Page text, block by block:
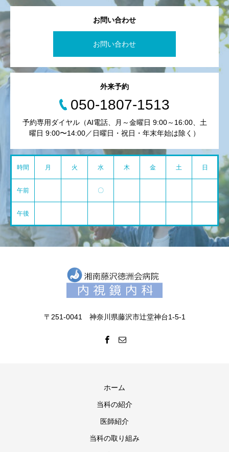
お問い合わせ
お問い合わせ
外来予約
050-1807-1513
予約専用ダイヤル（AI電話、月～金曜日 9:00～16:00、土
曜日 9:00〜14:00／日曜日・祝日・年末年始は除く）
時間 月 火 水 木 金 土 日
午前 〇
午後
〒251-0041 神奈川県藤沢市辻堂神台1-5-1
ホーム
当科の紹介
医師紹介
当科の取り組み